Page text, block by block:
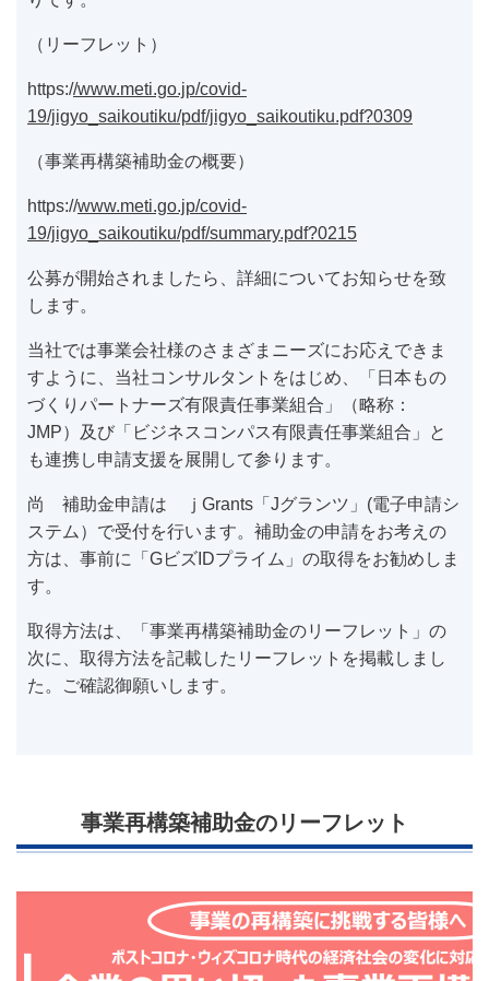
（リーフレット）
https://www.meti.go.jp/covid-
19/jigyo_saikoutiku/pdf/jigyo_saikoutiku.pdf?0309
（事業再構築補助金の概要）
https://www.meti.go.jp/covid-
19/jigyo_saikoutiku/pdf/summary.pdf?0215
公募が開始されましたら、詳細についてお知らせを致
します。
当社では事業会社様のさまざまニーズにお応えできま
すように、当社コンサルタントをはじめ、「日本もの
づくりパートナーズ有限責任事業組合」（略称：
JMP）及び「ビジネスコンパス有限責任事業組合」と
も連携し申請支援を展開して参ります。
尚 補助金申請は ｊGrants「Jグランツ」(電子申請シ
ステム）で受付を行います。補助金の申請をお考えの
方は、事前に「GビズIDプライム」の取得をお勧めしま
す。
取得方法は、「事業再構築補助金のリーフレット」の
次に、取得方法を記載したリーフレットを掲載しまし
た。ご確認御願いします。
事業再構築補助金のリーフレット